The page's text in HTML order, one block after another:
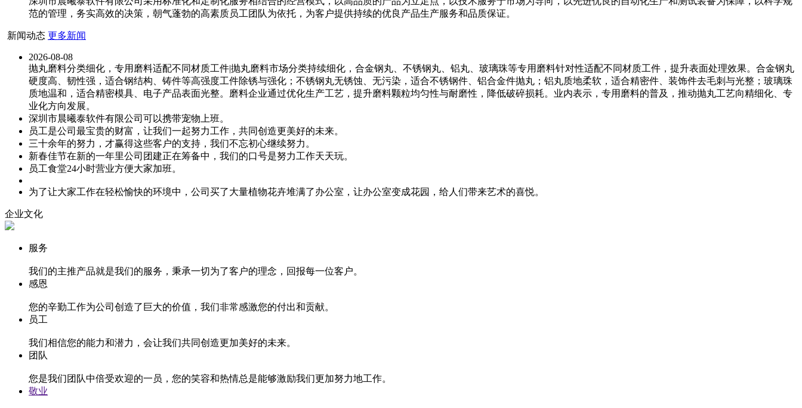
范的管理，务实高效的决策，朝气蓬勃的高素质员工团队为依托，为客户提供持续的优良产品生产服务和品质保证。
新闻动态 更多新闻
2026-08-08
抛丸磨料分类细化，专用磨料适配不同材质工件|抛丸磨料市场分类持续细化，合金钢丸、不锈钢丸、铝丸、玻璃珠等专用磨料针对性适配不同材质工件，提升表面处理效果。合金钢丸
硬度高、韧性强，适合钢结构、铸件等高强度工件除锈与强化；不锈钢丸无锈蚀、无污染，适合不锈钢件、铝合金件抛丸；铝丸质地柔软，适合精密件、装饰件去毛刺与光整；玻璃珠
质地温和，适合精密模具、电子产品表面光整。磨料企业通过优化生产工艺，提升磨料颗粒均匀性与耐磨性，降低破碎损耗。业内表示，专用磨料的普及，推动抛丸工艺向精细化、专
业化方向发展。
深圳市晨曦泰软件有限公司可以携带宠物上班。
员工是公司最宝贵的财富，让我们一起努力工作，共同创造更美好的未来。
三十余年的努力，才赢得这些客户的支持，我们不忘初心继续努力。
新春佳节在新的一年里公司团建正在筹备中，我们的口号是努力工作天天玩。
员工食堂24小时营业方便大家加班。
为了让大家工作在轻松愉快的环境中，公司买了大量植物花卉堆满了办公室，让办公室变成花园，给人们带来艺术的喜悦。
企业文化
服务
我们的主推产品就是我们的服务，秉承一切为了客户的理念，回报每一位客户。
感恩
您的辛勤工作为公司创造了巨大的价值，我们非常感激您的付出和贡献。
员工
我们相信您的能力和潜力，会让我们共同创造更加美好的未来。
团队
您是我们团队中倍受欢迎的一员，您的笑容和热情总是能够激励我们更加努力地工作。
敬业